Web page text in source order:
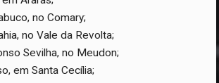
no Comary;
no Vale da Revolta;
Sevilha, no Meudon;
em Santa Cecília;